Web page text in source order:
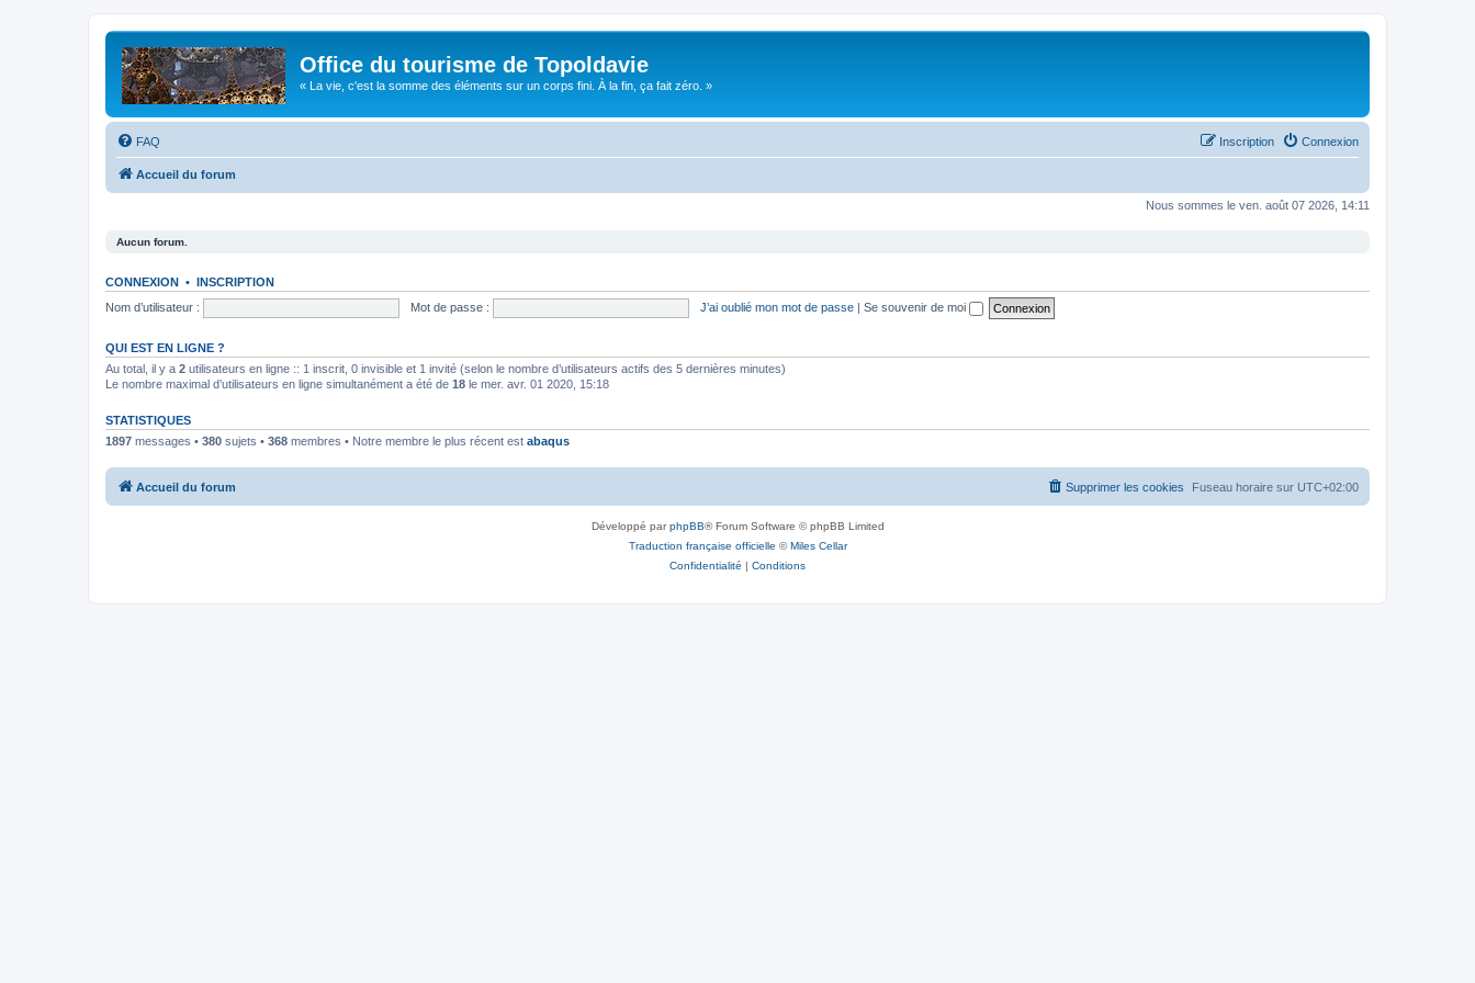
Office du tourisme de Topoldavie
« La vie, c'est la somme des éléments sur un corps fini. À la fin, ça fait zéro. »
FAQ Connexion
Inscription
Accueil du forum
Nous sommes le ven. août 07 2026, 14:11
Aucun forum.
CONNEXION • INSCRIPTION
Nom d’utilisateur :
Mot de passe : J’ai oublié mon mot de passe | Se souvenir de moi
QUI EST EN LIGNE ?
Au total, il y a 2 utilisateurs en ligne :: 1 inscrit, 0 invisible et 1 invité (selon le nombre d’utilisateurs actifs des 5 dernières minutes)
Le nombre maximal d’utilisateurs en ligne simultanément a été de 18 le mer. avr. 01 2020, 15:18
STATISTIQUES
1897 messages • 380 sujets • 368 membres • Notre membre le plus récent est abaqus
Accueil du forum Fuseau horaire sur UTC+02:00
Supprimer les cookies
Développé parphpBB® Forum Software © phpBB Limited
Traduction française officielle ©Miles Cellar
Confidentialité | Conditions